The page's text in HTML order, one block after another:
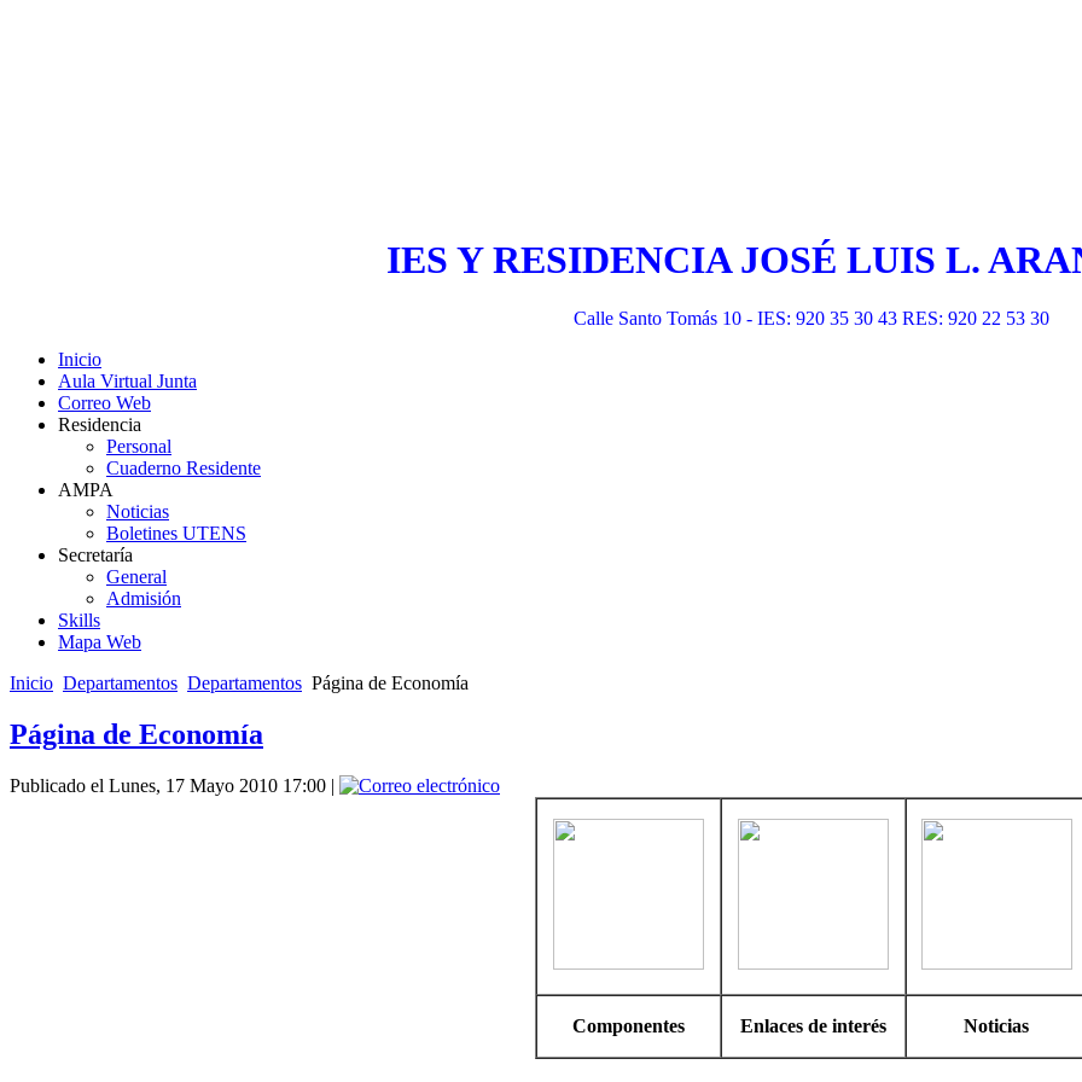
IES Y RESIDENCIA JOSÉ LUIS L.
Calle Santo Tomás 10 - IES: 920 35 30 43 RES: 920 22 53 30
Inicio
Aula Virtual Junta
Correo Web
Residencia
Personal
Cuaderno Residente
AMPA
Noticias
Boletines UTENS
Secretaría
General
Admisión
Skills
Mapa Web
Inicio Departamentos Departamentos Página de Economía
Página de Economía
Publicado el Lunes, 17 Mayo 2010 17:00 |
Componentes Enlaces de interés Noticias